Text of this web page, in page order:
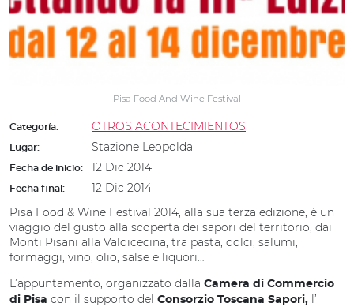
Pisa Food And Wine Festival
Categoría: OTROS ACONTECIMIENTOS
Lugar: Stazione Leopolda
Fecha de inicio: 12 Dic 2014
Fecha final:
12 Dic 2014
Pisa Food & Wine Festival 2014, alla sua terza edizione, è un
viaggio del gusto alla scoperta dei sapori del territorio, dai
Monti Pisani alla Valdicecina, tra pasta, dolci, salumi,
formaggi, vino, olio, salse e liquori…
L’appuntamento, organizzato dalla Camera di Commercio
di Pisa con il supporto del Consorzio Toscana Sapori, l’